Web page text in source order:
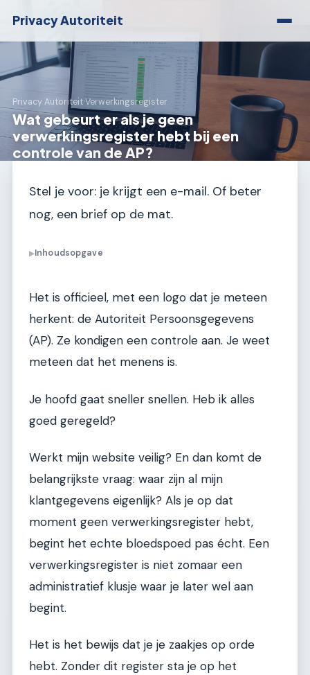
Privacy Autoriteit
Privacy Autoriteit›Verwerkingsregister
Wat gebeurt er als je geen
verwerkingsregister hebt bij een
controle van de AP?
Stel je voor: je krijgt een e-mail. Of beter
nog, een brief op de mat.
▶Inhoudsopgave
Het is officieel, met een logo dat je meteen
herkent: de Autoriteit Persoonsgegevens
(AP). Ze kondigen een controle aan. Je weet
meteen dat het menens is.
Je hoofd gaat sneller snellen. Heb ik alles
goed geregeld?
Werkt mijn website veilig? En dan komt de
belangrijkste vraag: waar zijn al mijn
klantgegevens eigenlijk? Als je op dat
moment geen verwerkingsregister hebt,
begint het echte bloedspoed pas écht. Een
verwerkingsregister is niet zomaar een
administratief klusje waar je later wel aan
begint.
Het is het bewijs dat je je zaakjes op orde
hebt. Zonder dit register sta je op het